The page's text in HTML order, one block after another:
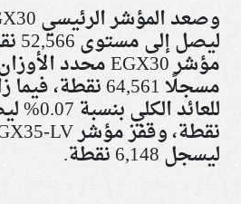
وصعد المؤشر الرئيسي
مؤشرEGX30
مسجلًا 64,561 نقطة، فيما زاد مؤشر
نقطة، وقفز مؤشرLV
ليسجل 6,148 نقطة
.